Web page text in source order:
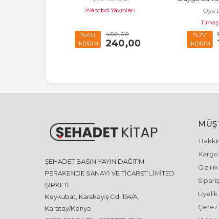
İslâmbol Yayınları
%40
İNDİRİM
400,00
240,00
Oya
%27
İNDİRİM
ŞEHADET BASIN YAYIN DAĞITIM
PERAKENDE SANAYİ VE TİCARET LİMİTED
ŞİRKETİ
Keykubat, Karakayış Cd. 154/A,
Karatay/Konya
Üyelik
Çerez